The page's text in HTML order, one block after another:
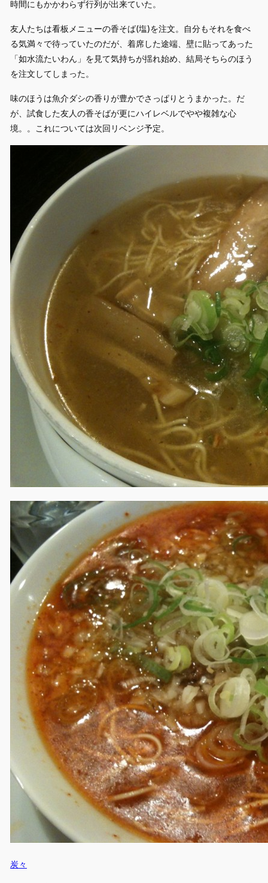
時間にもかかわらず行列が出来ていた。
友人たちは看板メニューの香そば(塩)を注文。自分もそれを食べ
る気満々で待っていたのだが、着席した途端、壁に貼ってあった
「如水流たいわん」を見て気持ちが揺れ始め、結局そちらのほう
を注文してしまった。
味のほうは魚介ダシの香りが豊かでさっぱりとうまかった。だ
が、試食した友人の香そばが更にハイレベルでやや複雑な心
境。。これについては次回リベンジ予定。
炭々